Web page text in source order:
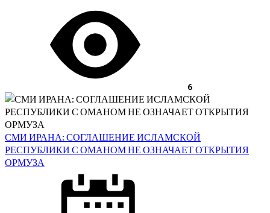
6
СМИ ИРАНА: СОГЛАШЕНИЕ ИСЛАМСКОЙ
РЕСПУБЛИКИ С ОМАНОМ НЕ ОЗНАЧАЕТ ОТКРЫТИЯ
ОРМУЗА